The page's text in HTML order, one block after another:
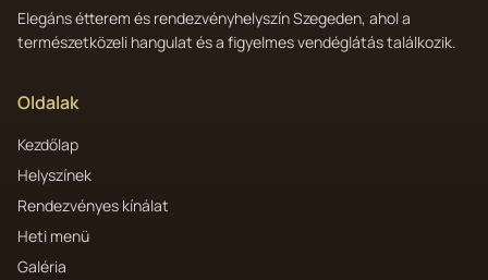
Elegáns étterem és rendezvényhelyszín Szegeden, ahol a
természetközeli hangulat és a figyelmes vendéglátás találkozik.
Oldalak
Kezdőlap
Helyszínek
Rendezvényes kínálat
Heti menü
Galéria